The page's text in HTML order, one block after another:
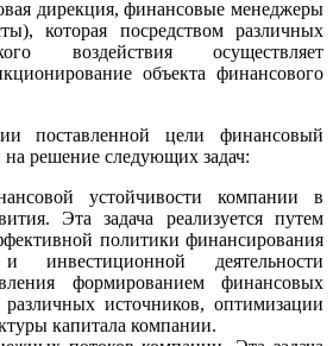
дирекция, финансовые менеджеры
которая посредством различных
воздействия осуществляет
объекта финансового
поставленной цели финансовый
решение следующих задач:
устойчивости компании в
Эта задача реализуется путем
политики финансирования
и инвестиционной деятельности
формированием финансовых
различных источников, оптимизации
капитала компании.